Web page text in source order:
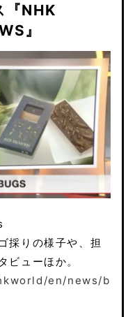
『NHK
』
採りの様子や、担
ビューほか。
en/news/b